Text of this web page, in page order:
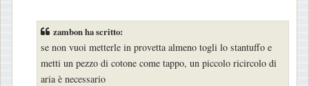
zambon ha scritto:
se non vuoi metterle in provetta almeno togli lo stantuffo e
metti un pezzo di cotone come tappo, un piccolo ricircolo di
aria è necessario